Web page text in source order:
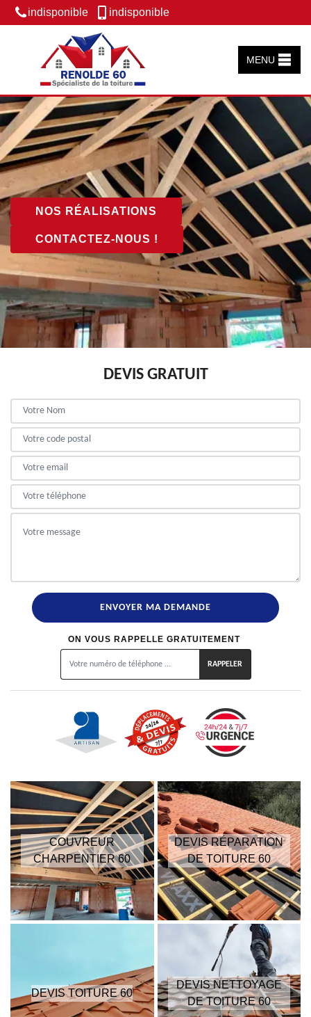
indisponible indisponible
MENU
NOS RÉALISATIONS
CONTACTEZ-NOUS !
DEVIS GRATUIT
ON VOUS RAPPELLE GRATUITEMENT
COUVREUR
CHARPENTIER 60
DEVIS RÉPARATION
DE TOITURE 60
DEVIS TOITURE 60
DEVIS NETTOYAGE
DE TOITURE 60